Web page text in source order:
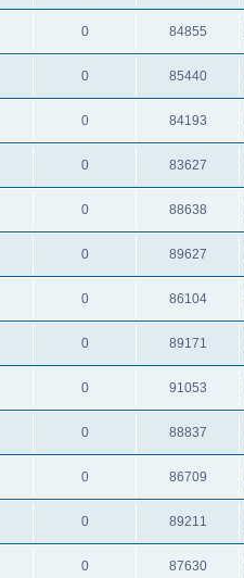
0 84855
0 85440
0 84193
0 83627
0 88638
0 89627
0 86104
0 89171
0 91053
0 88837
0 86709
0 89211
0 87630